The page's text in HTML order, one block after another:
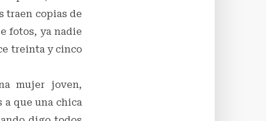
traen copias de
fotos, ya nadie
treinta y cinco
mujer joven,
a que una chica